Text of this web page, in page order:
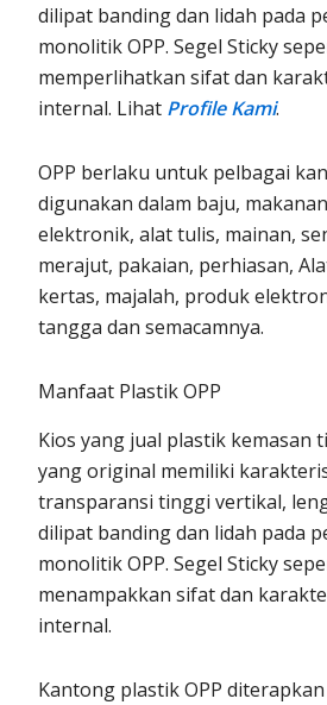
dilipat banding dan lidah pada
monolitik OPP. Segel Sticky
memperlihatkan sifat dan
internal. Lihat Profile Kami.
OPP berlaku untuk pelbagai
digunakan dalam baju,
elektronik, alat tulis, mainan,
merajut, pakaian, perhiasan,
kertas, majalah, produk
tangga dan semacamnya.
Manfaat Plastik OPP
Kios yang jual plastik kemasan
yang original memiliki
transparansi tinggi vertikal,
dilipat banding dan lidah pada
monolitik OPP. Segel Sticky
menampakkan sifat dan
internal.
Kantong plastik OPP